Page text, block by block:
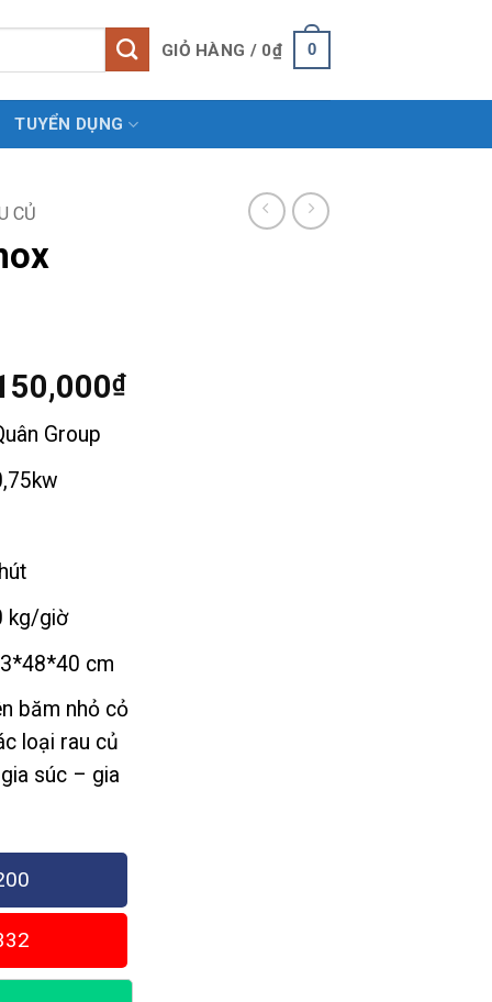
GIỎ HÀNG / 0₫ 0
TUYỂN DỤNG
CỦ
₫Khoảng
Group
kg/giờ
cm
băm nhỏ cỏ
loại rau củ
súc – gia